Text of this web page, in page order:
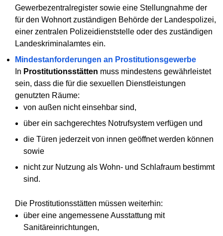
Gewerbezentralregister sowie eine Stellungnahme der
für den Wohnort zuständigen Behörde der Landespolizei,
einer zentralen Polizeidienststelle oder des zuständigen
Landeskriminalamtes ein.
Mindestanforderungen an Prostitutionsgewerbe
In Prostitutionsstätten muss mindestens gewährleistet
sein, dass die für die sexuellen Dienstleistungen
genutzten Räume:
von außen nicht einsehbar sind,
über ein sachgerechtes Notrufsystem verfügen und
die Türen jederzeit von innen geöffnet werden können
sowie
nicht zur Nutzung als Wohn- und Schlafraum bestimmt
sind.
Die Prostitutionsstätten müssen weiterhin:
über eine angemessene Ausstattung mit
Sanitäreinrichtungen,